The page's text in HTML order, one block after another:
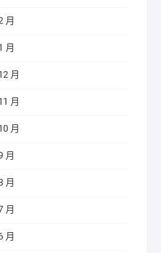
月
月
月
月
月
月
月
月
月